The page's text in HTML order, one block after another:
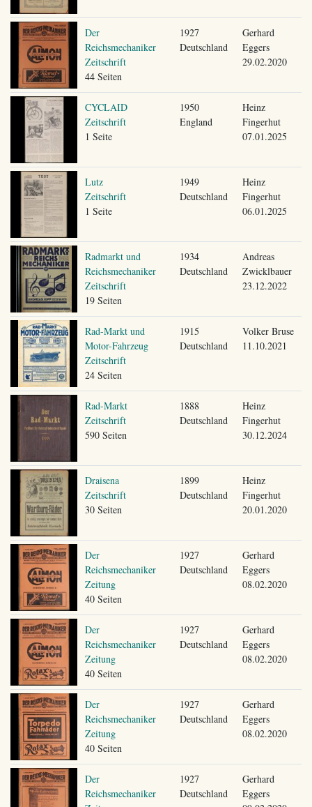
Der
Reichsmechaniker
Zeitschrift
44 Seiten
1927
Deutschland
Gerhard
Eggers
29.02.2020
CYCLAID
Zeitschrift
1 Seite
1950
England
Heinz
Fingerhut
07.01.2025
Lutz
Zeitschrift
1 Seite
1949
Deutschland
Heinz
Fingerhut
06.01.2025
Radmarkt und
Reichsmechaniker
Zeitschrift
19 Seiten
1934
Deutschland
Andreas
Zwicklbauer
23.12.2022
Rad-Markt und
Motor-Fahrzeug
Zeitschrift
24 Seiten
1915
Deutschland
Volker Bruse
11.10.2021
Rad-Markt
Zeitschrift
590 Seiten
1888
Deutschland
Heinz
Fingerhut
30.12.2024
Draisena
Zeitschrift
30 Seiten
1899
Deutschland
Heinz
Fingerhut
20.01.2020
Der
Reichsmechaniker
Zeitung
40 Seiten
1927
Deutschland
Gerhard
Eggers
08.02.2020
Der
Reichsmechaniker
Zeitung
40 Seiten
1927
Deutschland
Gerhard
Eggers
08.02.2020
Der
Reichsmechaniker
Zeitung
40 Seiten
1927
Deutschland
Gerhard
Eggers
08.02.2020
Der
Reichsmechaniker
1927
Deutschland
Gerhard
Eggers